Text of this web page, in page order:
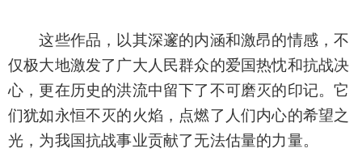
这些作品，以其深邃的内涵和激昂的情感，不
仅极大地激发了广大人民群众的爱国热忱和抗战决
心，更在历史的洪流中留下了不可磨灭的印记。它
们犹如永恒不灭的火焰，点燃了人们内心的希望之
光，为我国抗战事业贡献了无法估量的力量。